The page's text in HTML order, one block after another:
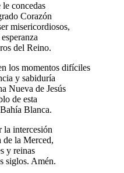
concedas
Corazón
misericordiosos,
del Reino.
los momentos difíciles
y sabiduría
Nueva de Jesús
de esta
Blanca.
la intercesión
de la Merced,
y reinas
siglos. Amén.